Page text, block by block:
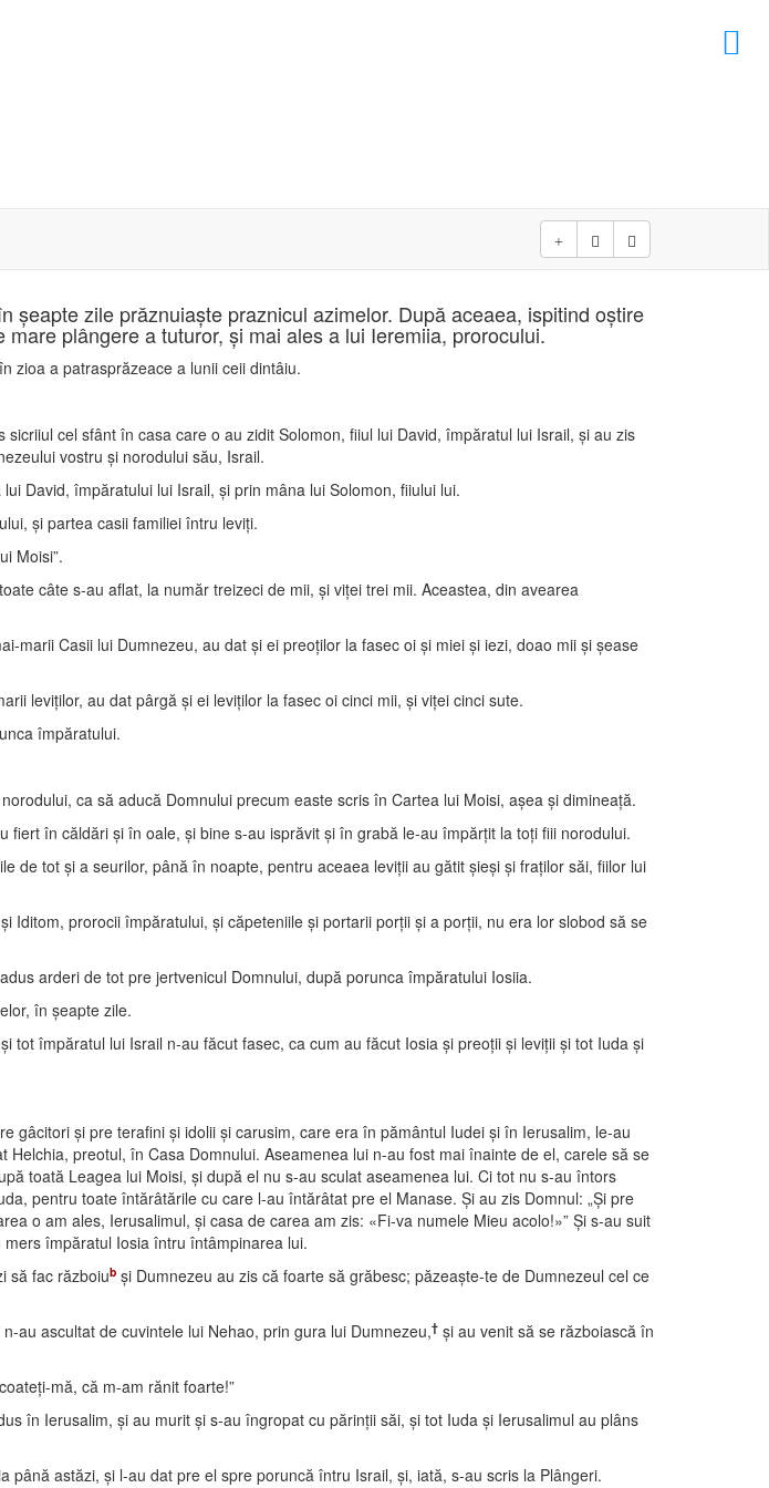
×
zile prăznuiaşte praznicul azimelor. După aceaea, ispitind oştire
plângere a tuturor, şi mai ales a lui Ieremiia, prorocului.
zioa a patrasprăzeace a lunii ceii dintâiu.
cel sfânt în casa care o au zidit Solomon, fiiul lui David, împăratul lui Israil, şi au zis
vostru şi norodului său, Israil.
David, împăratului lui Israil, şi prin mâna lui Solomon, fiiului lui.
şi partea casii familiei întru leviţi.
Moisi”.
câte s-au aflat, la număr treizeci de mii, şi viţei trei mii. Aceastea, din avearea
marii Casii lui Dumnezeu, au dat şi ei preoţilor la fasec oi şi miei şi iezi, doao mii şi şease
leviţilor, au dat pârgă şi ei leviţilor la fasec oi cinci mii, şi viţei cinci sute.
împăratului.
ca să aducă Domnului precum easte scris în Cartea lui Moisi, aşea şi dimineaţă.
în căldări şi în oale, şi bine s-au isprăvit şi în grabă le-au împărţit la toţi fiii norodului.
de tot şi a seurilor, până în noapte, pentru aceaea leviţii au gătit şieşi şi fraţilor săi, fiilor lui
Iditom, prorocii împăratului, şi căpeteniile şi portarii porţii şi a porţii, nu era lor slobod să se
arderi de tot pre jertvenicul Domnului, după porunca împăratului Iosiia.
în şeapte zile.
împăratul lui Israil n-au făcut fasec, ca cum au făcut Iosia şi preoţii şi leviţii şi tot Iuda şi
gâcitori şi pre terafini şi idolii şi carusim, care era în pământul Iudei şi în Ierusalim, le-au
preotul, în Casa Domnului. Aseamenea lui n-au fost mai înainte de el, carele să se
toată Leagea lui Moisi, şi după el nu s-au sculat aseamenea lui. Ci tot nu s-au întors
pentru toate întărâtările cu care l-au întărâtat pre el Manase. Şi au zis Domnul: „Şi pre
o am ales, Ierusalimul, şi casa de carea am zis: «Fi-va numele Mieu acolo!»” Şi s-au suit
mers împăratul Iosia întru întâmpinarea lui.
să fac războiub şi Dumnezeu au zis că foarte să grăbesc; păzeaşte-te de Dumnezeul cel ce
au ascultat de cuvintele lui Nehao, prin gura lui Dumnezeu,† şi au venit să se războiască în
mă, că m-am rănit foarte!”
în Ierusalim, şi au murit şi s-au îngropat cu părinţii săi, şi tot Iuda şi Ierusalimul au plâns
astăzi, şi l-au dat pre el spre poruncă întru Israil, şi, iată, s-au scris la Plângeri.